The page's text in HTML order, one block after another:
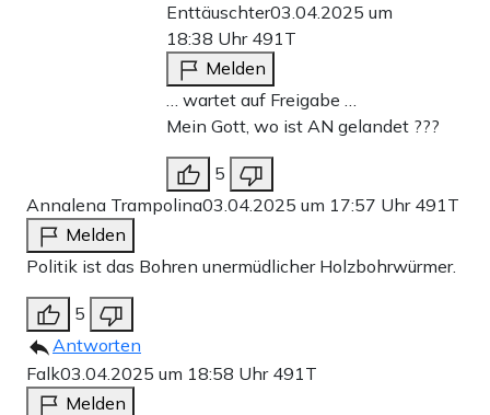
Enttäuschter03.04.2025 um
18:38 Uhr 491T
Melden
… wartet auf Freigabe …
Mein Gott, wo ist AN gelandet ???
5
Annalena Trampolina03.04.2025 um 17:57 Uhr 491T
Melden
Politik ist das Bohren unermüdlicher Holzbohrwürmer.
5
Antworten
Falk03.04.2025 um 18:58 Uhr 491T
Melden